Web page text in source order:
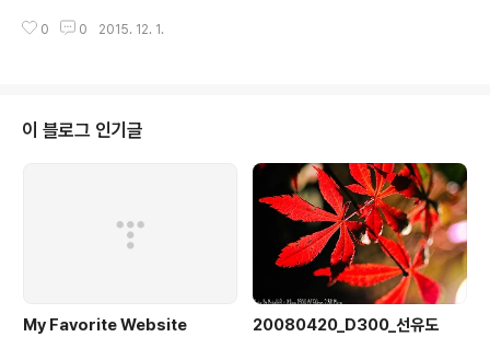
명하다.)그리고 HDR을 지원해서 보다 생동감 넘치는 화면
줄자, 연필, 의자 기타 등등 플젝은 상하좌우 시프트가 되면 좋지만 보급형 들은
데가 되도록 선정합니다. 위치가 선정되었으면 플젝을 손으로 들고 대충 한번
쏴봅니다. 위치가 적당한지 문제가 없는지 있으면 어떤문젠가 확인합니다...
0 0 2015. 12. 1.
이 블로그 인기글
My Favorite Website 20080420_D300_선유도